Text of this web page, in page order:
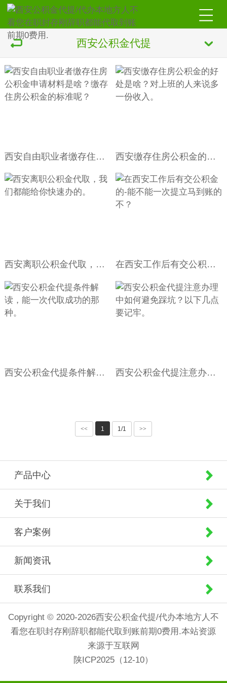
西安公积金代提
西安自由职业者缴存住房公积金申请材料是啥？缴存住房公积金的标准呢？ 西安缴存住房公积金的好处是啥？对上班的人来说多一份收入。
西安离职公积金代取，我们都能给你快速办的。 在西安工作后有交公积金的-能不能一次提立马到账的不？
西安公积金代提条件解读，能一次代取成功的那种。 西安公积金代提注意办理中如何避免踩坑？以下几点要记牢。
<< 1 1/1 >>
产品中心
关于我们
客户案例
新闻资讯
联系我们
Copyright © 2020-2026西安公积金代提/代办本地方人不
看您在职封存刚辞职都能代取到账前期0费用.本站资源
来源于互联网
陕ICP2025（12-10）